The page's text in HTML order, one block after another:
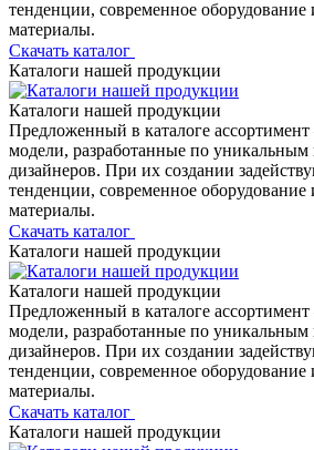
тенденции, современное оборудование
материалы.
Скачать каталог
Каталоги нашей продукции
Каталоги нашей продукции
Предложенный в каталоге
модели, разработанные по
дизайнеров. При их создании
тенденции, современное оборудование
материалы.
Скачать каталог
Каталоги нашей продукции
Каталоги нашей продукции
Предложенный в каталоге
модели, разработанные по
дизайнеров. При их создании
тенденции, современное оборудование
материалы.
Скачать каталог
Каталоги нашей продукции